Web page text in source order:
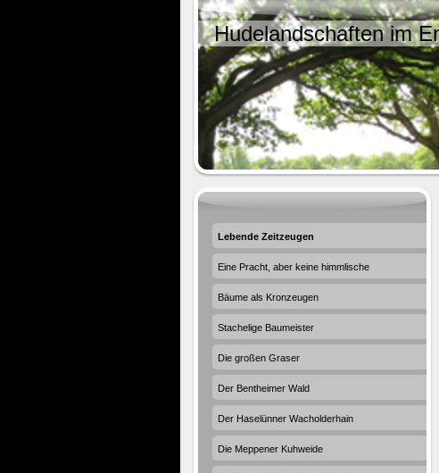
Hudelandschaften im
Lebende Zeitzeugen
Eine Pracht, aber keine himmlische
Bäume als Kronzeugen
Stachelige Baumeister
Die großen Graser
Der Bentheimer Wald
Der Haselünner Wacholderhain
Die Meppener Kuhweide